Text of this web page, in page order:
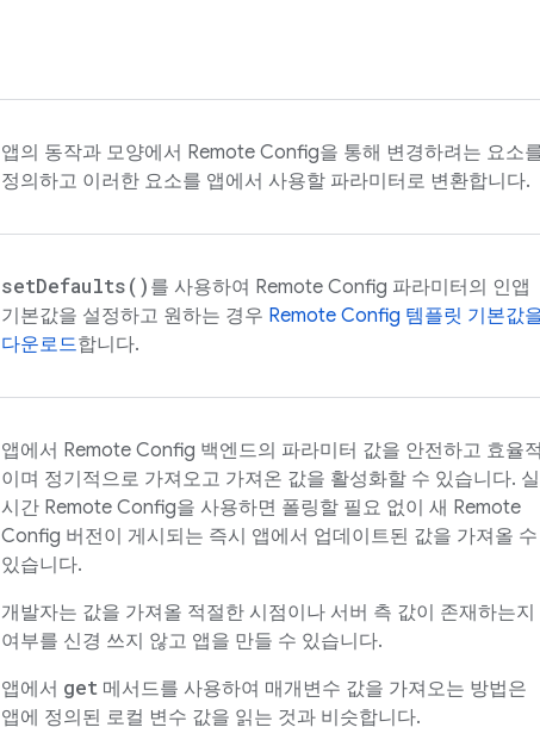
앱의 동작과 모양에서 Remote Config을 통해 변경하려는 요소
정의하고 이러한 요소를 앱에서 사용할 파라미터로 변환합니다.
setDefaults() 를 사용하여 Remote Config 파라미터의 인앱
기본값을 설정하고 원하는 경우 Remote Config 템플릿 기본값
다운로드합니다.
앱에서 Remote Config 백엔드의 파라미터 값을 안전하고 효율적
이며 정기적으로 가져오고 가져온 값을 활성화할 수 있습니다. 실
시간 Remote Config을 사용하면 폴링할 필요 없이 새 Remote
Config 버전이 게시되는 즉시 앱에서 업데이트된 값을 가져올 수
있습니다.
개발자는 값을 가져올 적절한 시점이나 서버 측 값이 존재하는지
여부를 신경 쓰지 않고 앱을 만들 수 있습니다.
앱에서 get 메서드를 사용하여 매개변수 값을 가져오는 방법은
앱에 정의된 로컬 변수 값을 읽는 것과 비슷합니다.